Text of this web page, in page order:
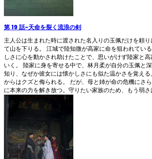
第 19 話-天命を裂く流浪の剣
主人公は生まれた時に渡された名入りの玉佩だけを頼
て山を下りる。 江城で陸知微が高家に命を狙われてい
しさに心を動かされ助けたことで、思いがけず陸家と
いく。 陸家に身を寄せる中で、林月柔が自分の玉佩と
知り、なぜか彼女には懐かしさにも似た温かさを覚え
からはクズと侮られる。 だが、母と姉が命の危機にさ
に本来の力を解き放つ。守りたい家族のため、もう弱さ